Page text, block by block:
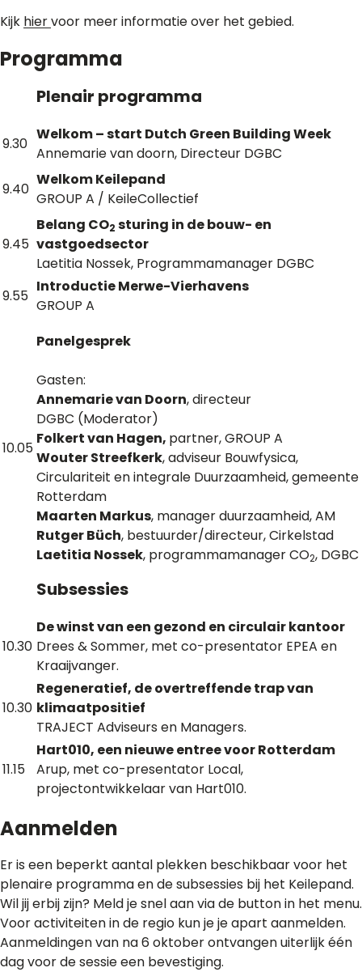
Kijk hiervoor meer informatie over het gebied.
Programma
Plenair programma
9.30
Welkom – start Dutch Green Building Week
Annemarie van doorn, Directeur DGBC
9.40
Welkom Keilepand
GROUP A / KeileCollectief
9.45
Belang CO2 sturing in de bouw- en
vastgoedsector
Laetitia Nossek, Programmamanager DGBC
9.55
Introductie Merwe-Vierhavens
GROUP A
10.05
Panelgesprek
Gasten:
Annemarie van Doorn, directeur
DGBC (Moderator)
Folkert van Hagen, partner, GROUP A
Wouter Streefkerk, adviseur Bouwfysica,
Circulariteit en integrale Duurzaamheid, gemeente
Rotterdam
Maarten Markus, manager duurzaamheid, AM
Rutger Büch, bestuurder/directeur, Cirkelstad
Laetitia Nossek, programmamanager CO2, DGBC
Subsessies
10.30
De winst van een gezond en circulair kantoor
Drees & Sommer, met co-presentator EPEA en
Kraaijvanger.
10.30
Regeneratief, de overtreffende trap van
klimaatpositief
TRAJECT Adviseurs en Managers.
11.15
Hart010, een nieuwe entree voor Rotterdam
Arup, met co-presentator Local,
projectontwikkelaar van Hart010.
Aanmelden
Er is een beperkt aantal plekken beschikbaar voor het
plenaire programma en de subsessies bij het Keilepand.
Wil jij erbij zijn? Meld je snel aan via de button in het menu.
Voor activiteiten in de regio kun je je apart aanmelden.
Aanmeldingen van na 6 oktober ontvangen uiterlijk één
dag voor de sessie een bevestiging.